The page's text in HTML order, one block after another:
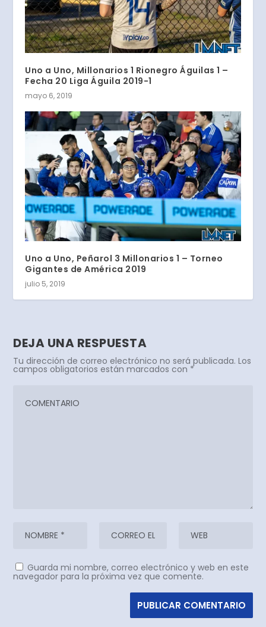
Uno a Uno, Millonarios 1 Rionegro Águilas 1 –
Fecha 20 Liga Águila 2019-1
mayo 6, 2019
Uno a Uno, Peñarol 3 Millonarios 1 – Torneo
Gigantes de América 2019
julio 5, 2019
DEJA UNA RESPUESTA
Tu dirección de correo electrónico no será publicada. Los
campos obligatorios están marcados con *
Guarda mi nombre, correo electrónico y web en este
navegador para la próxima vez que comente.